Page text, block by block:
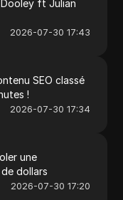
Dooley ft Julian
2026-07-30 17:43
SEO classé
!
2026-07-30 17:34
une
dollars
2026-07-30 17:20